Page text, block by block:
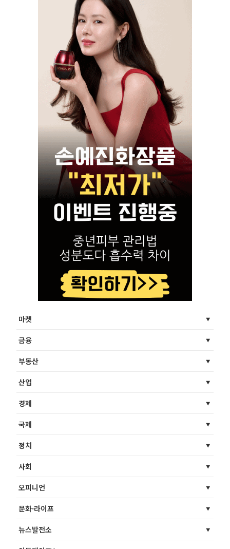
마켓
금융
부동산
산업
경제
국제
정치
사회
오피니언
문화·라이프
뉴스발전소